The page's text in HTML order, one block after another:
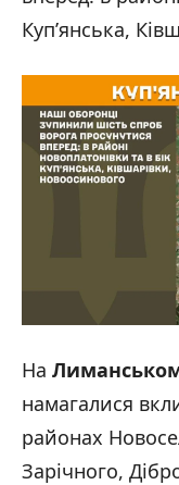
Куп’янська,
На
намагалися
районах
Зарічного,